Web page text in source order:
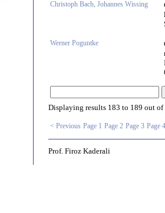
Christoph Bach, Johannes Wissing
Werner Poguntke
Displaying results 183 to 189 out of
< Previous Page 1 Page 2 Page 3 Page 4
Prof. Firoz Kaderali